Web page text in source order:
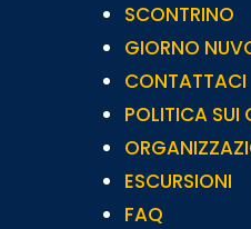
SCONTRINO
GIORNO
CONTATTACI
POLITICA SUI
ESCURSIONI
FAQ